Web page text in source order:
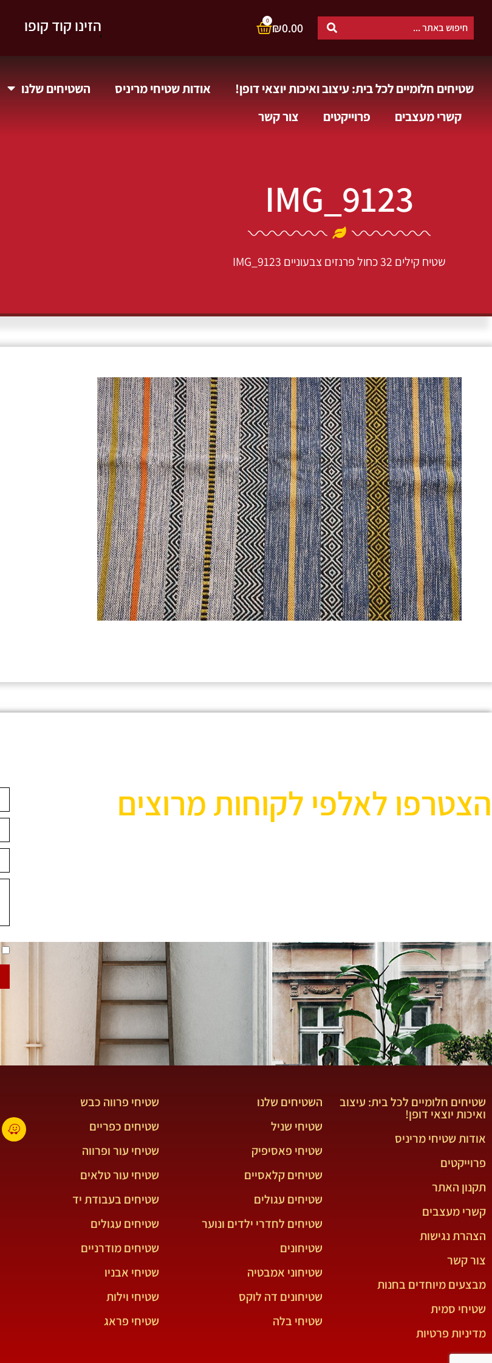
₪0.00
0 וקבלו 10% הנחה.
שטיחים חלומיים לכל בית: עיצוב ואיכות יוצאי דופן! אודות שטיחי מריניס השטיחים שלנו
קשרי מעצבים
פרוייקטים צור קשר
IMG_9123
שטיח קילים 32 כחול פרנזים צבעוניים IMG_9123
הצטרפו לאלפי לקוחות מרוצים
שטיחים חלומיים לכל בית: עיצוב
ואיכות יוצאי דופן!
אודות שטיחי מריניס
פרוייקטים
תקנון האתר
קשרי מעצבים
הצהרת נגישות
צור קשר
מבצעים מיוחדים בחנות
שטיחי סמית
מדיניות פרטיות
השטיחים שלנו
שטיחי שניל
שטיחי פאסיפיק
שטיחים קלאסיים
שטיחים עגולים
שטיחים לחדרי ילדים ונוער
שטיחונים
שטיחוני אמבטיה
שטיחונים דה לוקס
שטיחי בלה
שטיחי פרווה כבש
שטיחים כפריים
שטיחי עור ופרווה
שטיחי עור טלאים
שטיחים בעבודת יד
שטיחים עגולים
שטיחים מודרניים
שטיחי אבניו
שטיחי וילות
שטיחי פראג